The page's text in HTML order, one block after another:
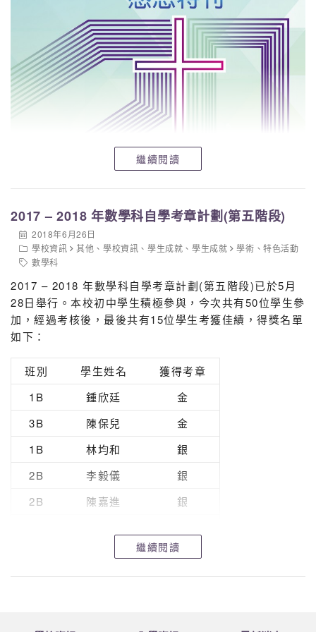
繼續閱讀
2017 – 2018 年數學科自學考章計劃(第五階段)
2018年6月26日
學校資訊
其他 、學校資訊 、學生成就 、學生成就 學術 、特色活動
數學科
2017 – 2018 年數學科自學考章計劃(第五階段)已於5月
28日舉行。本校初中學生積極參與，今次共有50位學生參
加，經過考核後，最後共有15位學生考獲佳績，得獎名單
如下：
班別 學生姓名
獲得考章
1B
鍾欣廷
金
3B
陳保兒
金
1B
林均和
銀
2B
李毅儀
銀
2B
陳嘉進
銀
銅
2B
賴卓瑩
銅
繼續閱讀